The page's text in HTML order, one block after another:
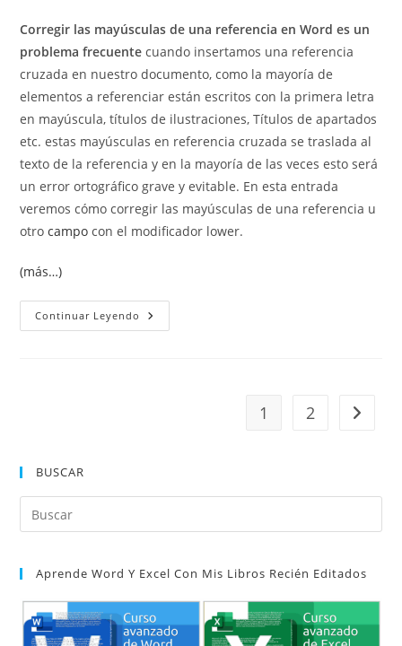
entrada:
entrada:
Corregir las mayúsculas de una referencia en Word es un
problema frecuente cuando insertamos una referencia
cruzada en nuestro documento, como la mayoría de
elementos a referenciar están escritos con la primera letra
en mayúscula, títulos de ilustraciones, Títulos de apartados
etc. estas mayúsculas en referencia cruzada se traslada al
texto de la referencia y en la mayoría de las veces esto será
un error ortográfico grave y evitable. En esta entrada
veremos cómo corregir las mayúsculas de una referencia u
otro campo con el modificador lower.
(más…)
Continuar Leyendo Corregir
Las
1 2 Ir a la
BUSCAR
Aprende Word Y Excel Con Mis Libros Recién Editados